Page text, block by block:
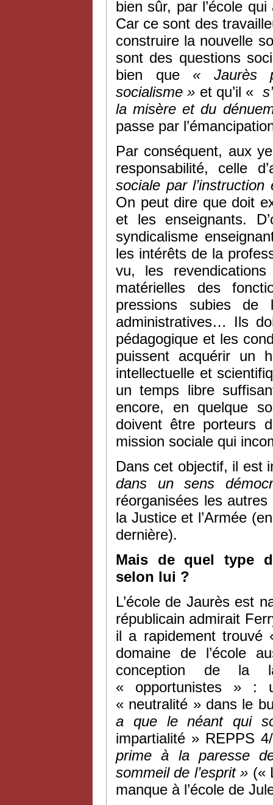
bien sûr, par l’école
Car ce sont des
construire la nouvelle
sont des questions
bien que « Jaurès
socialisme » et qu’il «
la misère et du
passe par
Par conséquent, aux
responsabilité, celle
sociale par
On peut dire que doit
et les enseignants.
syndicalisme
les intérêts de la
vu, les
matérielles des
pressions subies
administratives… Ils
pédagogique et les
puissent acquérir un
intellectuelle et
un temps libre
encore, en quelque
doivent être porteurs
mission sociale qui
Dans cet objectif, il est
dans un sens
réorganisées les
la Justice et l’Armée
dernière).
Mais de quel type
selon lui ?
L’école de Jaurès est
républicain admirait
il a rapidement
domaine de l’école
conception de la
« opportunistes » :
« neutralité » dans le
a que le néant qui
impartialité » REPPS
prime à la paresse
sommeil de l’esprit » («
manque à l’école de